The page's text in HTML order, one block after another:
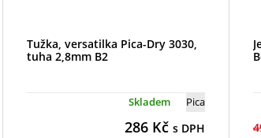
Tužka, versatilka Pica-Dry 3030,
tuha 2,8mm B2
Pica
Skladem
286Kč s DPH